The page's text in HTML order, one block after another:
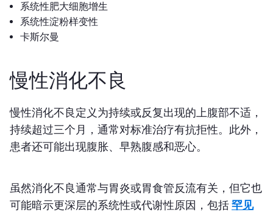
系统性肥大细胞增生
系统性淀粉样变性
卡斯尔曼
慢性消化不良
慢性消化不良定义为持续或反复出现的上腹部不适，
持续超过三个月，通常对标准治疗有抗拒性。此外，
患者还可能出现腹胀、早熟腹感和恶心。
虽然消化不良通常与胃炎或胃食管反流有关，但它也
可能暗示更深层的系统性或代谢性原因，包括罕见